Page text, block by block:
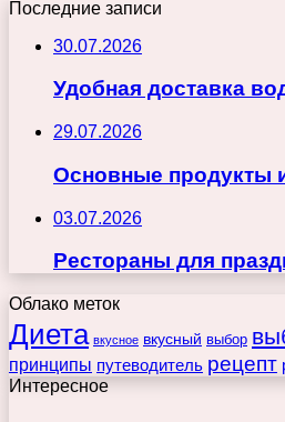
Последние записи
30.07.2026
Удобная доставка
29.07.2026
Основные продукты
03.07.2026
Рестораны для
Облако меток
Диета вкусное вкусный выбор
принципы путеводитель рецепт
Интересное